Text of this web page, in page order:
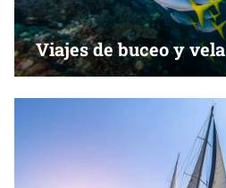
Viajes de buceo y vela